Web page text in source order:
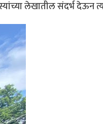
लेखातील संदर्भ